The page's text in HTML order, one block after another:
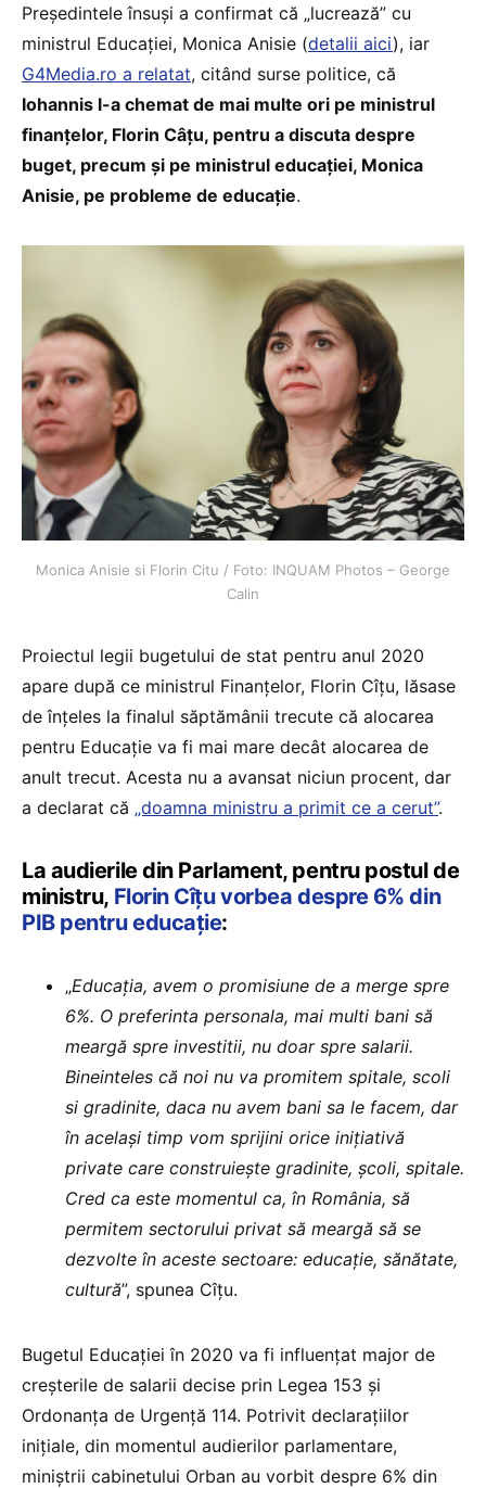
Președintele însuși a confirmat că „lucrează” cu
ministrul Educației, Monica Anisie (detalii aici), iar
G4Media.ro a relatat, citând surse politice, că
Iohannis l-a chemat de mai multe ori pe ministrul
finanțelor, Florin Câțu, pentru a discuta despre
buget, precum și pe ministrul educației, Monica
Anisie, pe probleme de educație.
Monica Anisie si Florin Citu / Foto: INQUAM Photos – George
Calin
Proiectul legii bugetului de stat pentru anul 2020
apare după ce ministrul Finanțelor, Florin Cîțu, lăsase
de înțeles la finalul săptămânii trecute că alocarea
pentru Educație va fi mai mare decât alocarea de
anult trecut. Acesta nu a avansat niciun procent, dar
a declarat că „doamna ministru a primit ce a cerut”.
La audierile din Parlament, pentru postul de
ministru, Florin Cîțu vorbea despre 6% din
PIB pentru educație:
„Educația, avem o promisiune de a merge spre
6%. O preferinta personala, mai multi bani să
meargă spre investitii, nu doar spre salarii.
Bineinteles că noi nu va promitem spitale, scoli
si gradinite, daca nu avem bani sa le facem, dar
în același timp vom sprijini orice inițiativă
private care construiește gradinite, școli, spitale.
Cred ca este momentul ca, în România, să
permitem sectorului privat să meargă să se
dezvolte în aceste sectoare: educație, sănătate,
cultură”, spunea Cîțu.
Bugetul Educației în 2020 va fi influențat major de
creșterile de salarii decise prin Legea 153 și
Ordonanța de Urgență 114. Potrivit declarațiilor
inițiale, din momentul audierilor parlamentare,
miniștrii cabinetului Orban au vorbit despre 6% din